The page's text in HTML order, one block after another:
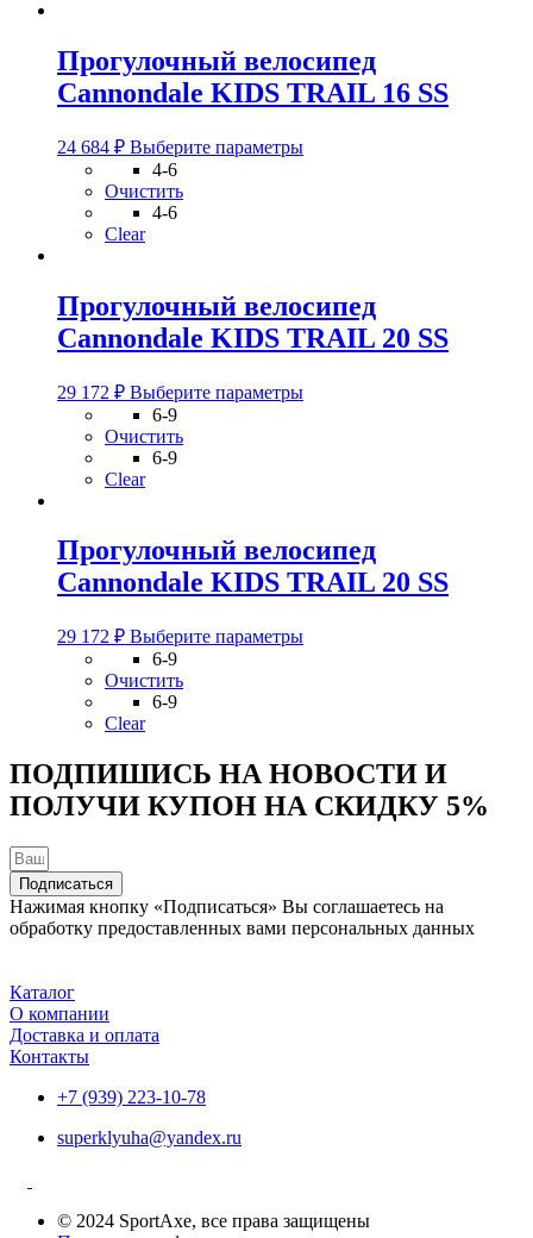
на
странице
товара.
Прогулочный велосипед
Cannondale KIDS TRAIL 16 SS
24 684 ₽ Выберите параметрыЭтот
на
странице
товара.
4-6
Очистить
4-6
Clear
Прогулочный велосипед
Cannondale KIDS TRAIL 20 SS
29 172 ₽ Выберите параметрыЭтот
на
странице
товара.
6-9
Очистить
6-9
Clear
Прогулочный велосипед
Cannondale KIDS TRAIL 20 SS
29 172 ₽ Выберите параметрыЭтот
можно
выбрать
на
6-9
Очистить
6-9
Clear
ПОДПИШИСЬ НА НОВОСТИ И
ПОЛУЧИ КУПОН НА СКИДКУ 5%
Подписаться
Нажимая кнопку «Подписаться» Вы соглашаетесь на
обработку предоставленных вами персональных данных
Каталог
О компании
Доставка и оплата
Контакты
+7 (939) 223-10-78
superklyuha@yandex.ru
© 2024 SportAxe, все права защищены